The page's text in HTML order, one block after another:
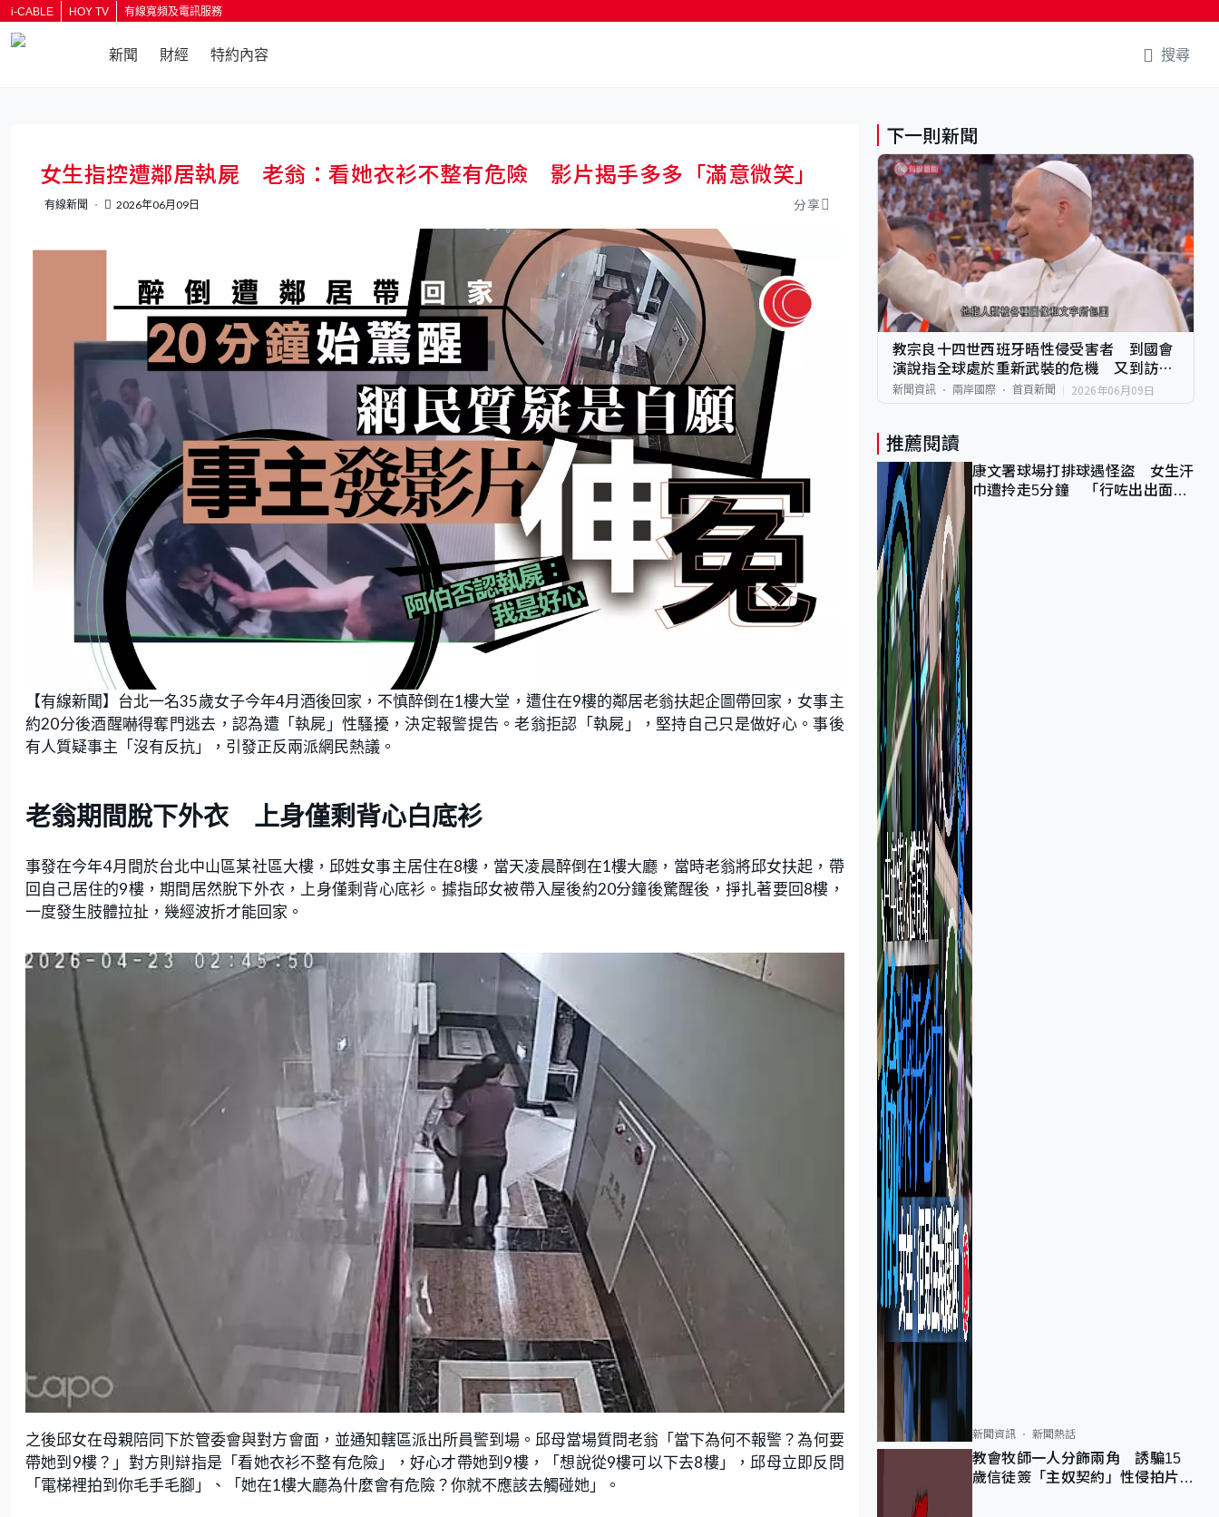
i-CABLE HOY TV 有線寬頻及電訊服務
新聞 財經 特約內容 搜尋
女生指控遭鄰居執屍 老翁：看她衣衫不整有危險 影片揭手多多「滿意微笑」
有線新聞 2026年06月09日 分享
【有線新聞】台北一名35歲女子今年4月酒後回家，不慎醉倒在1樓大堂，遭住在9樓的鄰居老翁扶起企圖帶回家，女事主
約20分後酒醒嚇得奪門逃去，認為遭「執屍」性騷擾，決定報警提告。老翁拒認「執屍」，堅持自己只是做好心。事後
有人質疑事主「沒有反抗」，引發正反兩派網民熱議。
老翁期間脫下外衣 上身僅剩背心白底衫
事發在今年4月間於台北中山區某社區大樓，邱姓女事主居住在8樓，當天凌晨醉倒在1樓大廳，當時老翁將邱女扶起，帶
回自己居住的9樓，期間居然脫下外衣，上身僅剩背心底衫。據指邱女被帶入屋後約20分鐘後驚醒後，掙扎著要回8樓，
一度發生肢體拉扯，幾經波折才能回家。
之後邱女在母親陪同下於管委會與對方會面，並通知轄區派出所員警到場。邱母當場質問老翁「當下為何不報警？為何要
帶她到9樓？」對方則辯指是「看她衣衫不整有危險」，好心才帶她到9樓，「想說從9樓可以下去8樓」，邱母立即反問
「電梯裡拍到你毛手毛腳」、「她在1樓大廳為什麼會有危險？你就不應該去觸碰她」。
下一則新聞
教宗良十四世西班牙晤性侵受害者 到國會
演說指全球處於重新武裝的危機 又到訪皇
馬主場
新聞資訊 兩岸國際 首頁新聞 2026年06月09日
推薦閱讀
康文署球場打排球遇怪盜 女生汗
巾遭拎走5分鐘 「行咗出出面唔
新聞資訊 新聞熱話
教會牧師一人分飾兩角 誘騙15
歲信徒簽「主奴契約」性侵拍片